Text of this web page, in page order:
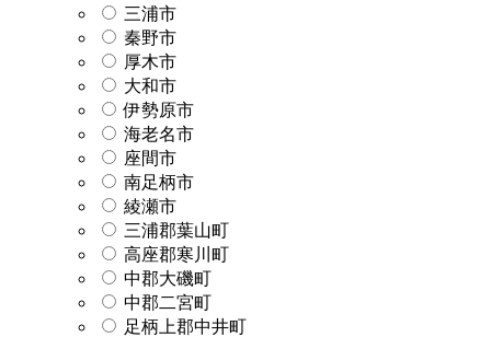
三浦市
秦野市
厚木市
大和市
伊勢原市
海老名市
座間市
南足柄市
綾瀬市
三浦郡葉山町
高座郡寒川町
中郡大磯町
中郡二宮町
足柄上郡中井町